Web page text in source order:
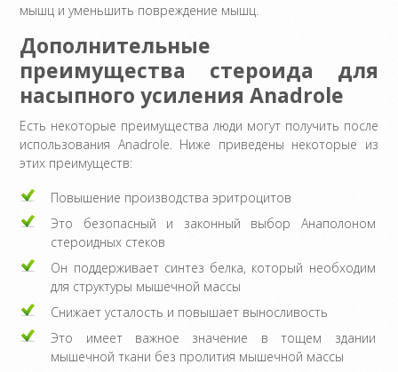
мышц и уменьшить повреждение мышц.
Дополнительные
преимущества стероида для
насыпного усиления Anadrole
Есть некоторые преимущества люди могут получить после
использования Anadrole. Ниже приведены некоторые из
этих преимуществ:
Повышение производства эритроцитов
Это безопасный и законный выбор Анаполоном
стероидных стеков
Он поддерживает синтез белка, который необходим
для структуры мышечной массы
Снижает усталость и повышает выносливость
Это имеет важное значение в тощем здании
мышечной ткани без пролития мышечной массы